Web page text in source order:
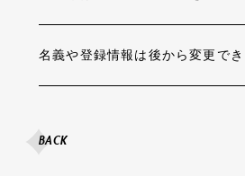
名義や登録情報は後から変更でき
BACK